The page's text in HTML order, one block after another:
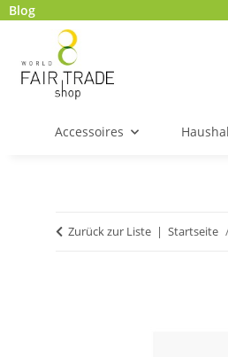
Blog
Accessoires
Zurück zur Liste Startseite